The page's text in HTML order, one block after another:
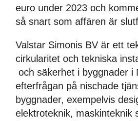
euro under 2023 och
så snart som affären är
Valstar Simonis BV är ett
cirkularitet och tekniska
och säkerhet i byggnader i
efterfrågan på nischade
byggnader, exempelvis
elektroteknik, maskinteknik